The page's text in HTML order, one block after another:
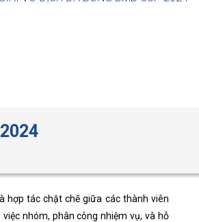
hợp tác chặt chẽ giữa các thành viên
nhóm, phân công nhiệm vụ, và hỗ